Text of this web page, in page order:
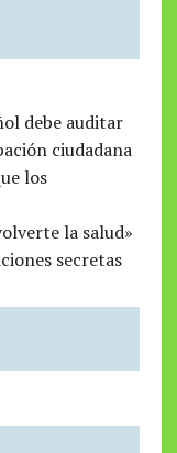
debe auditar
ciudadana
los
la salud»
secretas